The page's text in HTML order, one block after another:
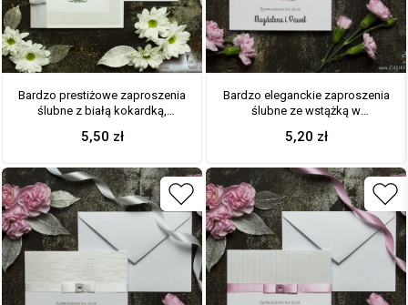
Bardzo prestiżowe zaproszenia
ślubne z białą kokardką,
warstwami ciekawego papieru
wklejanym wnętrzem. ZAP-71-92
5,50 zł
Bardzo eleganckie zaproszenia
ślubne ze wstążką w
kolorze, brązową koronką,
ZAP-64-503
5,20 zł